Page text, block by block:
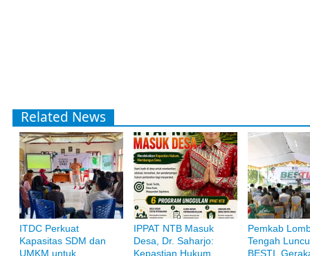
Related News
ITDC Perkuat
Kapasitas SDM dan
UMKM untuk
IPPAT NTB Masuk
Desa, Dr. Saharjo:
Kepastian Hukum
Pemkab
Tengah
BESTI,